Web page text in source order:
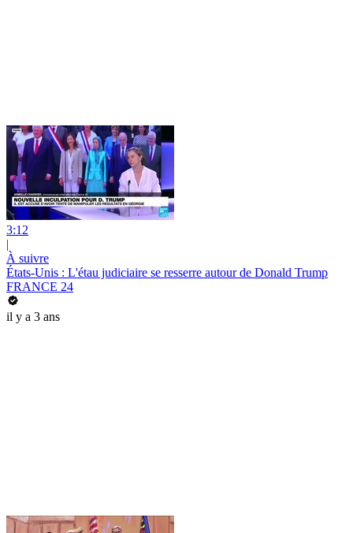
3:12
|
À suivre
États-Unis : L'étau judiciaire se resserre autour de Donald Trump
FRANCE 24
il y a 3 ans